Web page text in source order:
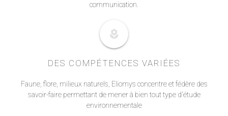
communication.
local_florist
DES COMPÉTENCES VARIÉES
Faune, flore, milieux naturels, Eliomys concentre et fédère des
savoir-faire permettant de mener à bien tout type d'étude
environnementale